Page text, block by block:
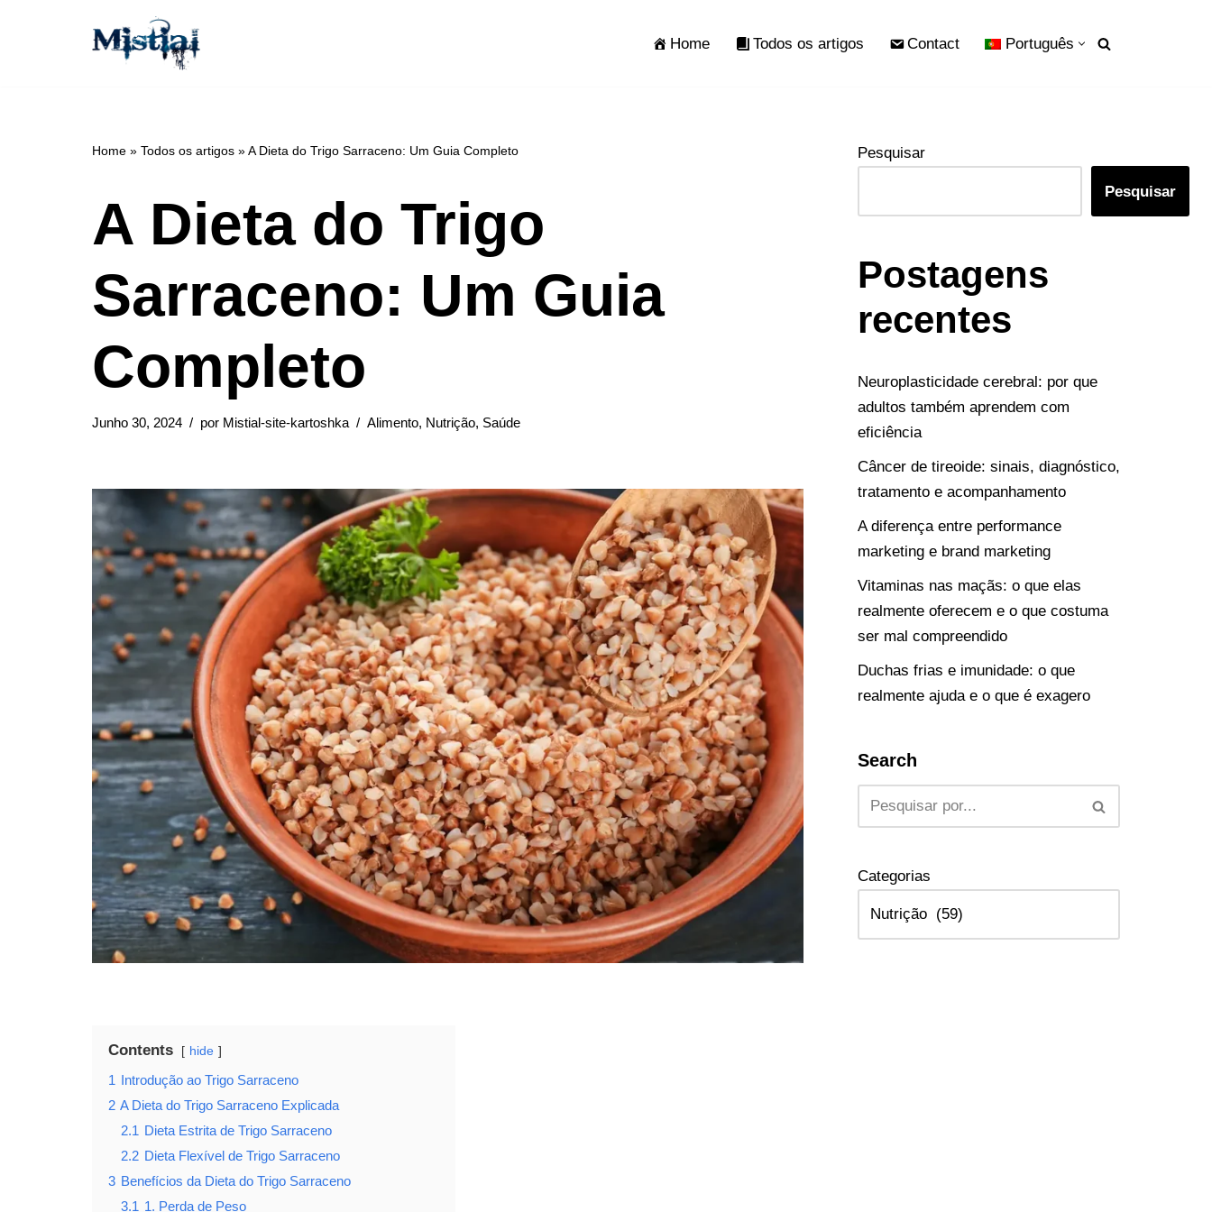
Home Todos os artigos Contact Português
Home » Todos os artigos »A Dieta do Trigo Sarraceno: Um Guia Completo
A Dieta do Trigo
Sarraceno: Um Guia
Completo
Junho 30, 2024 por Mistial-site-kartoshka Alimento, Nutrição, Saúde
Contents hide
1 Introdução ao Trigo Sarraceno
2 A Dieta do Trigo Sarraceno Explicada
2.1 Dieta Estrita de Trigo Sarraceno
2.2 Dieta Flexível de Trigo Sarraceno
3 Benefícios da Dieta do Trigo Sarraceno
3.1 1. Perda de Peso
Pesquisar
Pesquisar
Postagens
recentes
Neuroplasticidade cerebral: por que
adultos também aprendem com
eficiência
Câncer de tireoide: sinais, diagnóstico,
tratamento e acompanhamento
A diferença entre performance
marketing e brand marketing
Vitaminas nas maçãs: o que elas
realmente oferecem e o que costuma
ser mal compreendido
Duchas frias e imunidade: o que
realmente ajuda e o que é exagero
Search
Categorias